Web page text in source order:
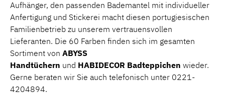
Aufhänger, den passenden Bademantel mit individueller
Anfertigung und Stickerei macht diesen portugiesischen
Familienbetrieb zu unserem vertrauensvollen
Lieferanten. Die 60 Farben finden sich im gesamten
Sortiment von ABYSS
Handtüchern und HABIDECOR Badteppichen wieder.
Gerne beraten wir Sie auch telefonisch unter 0221-
4204894.